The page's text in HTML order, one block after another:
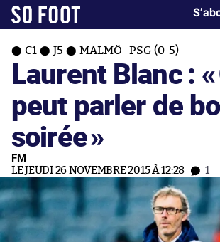
C1 J5 MALMÖ–PSG (0-5)
Laurent Blanc : «
peut parler de
soirée»
FM
LE JEUDI 26 NOVEMBRE 2015 À 12:28 1